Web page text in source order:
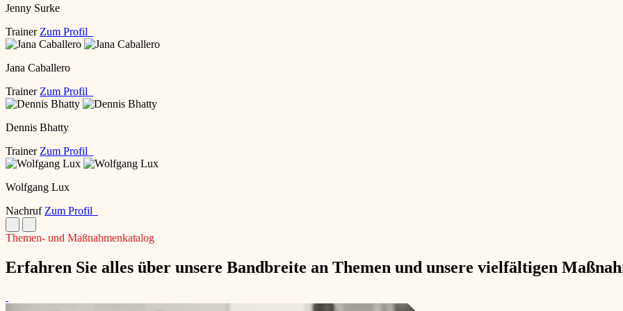
Jenny Surke
Trainer Zum Profil
Jana Caballero
Trainer Zum Profil
Dennis Bhatty
Trainer Zum Profil
Wolfgang Lux
Nachruf Zum Profil
Themen- und Maßnahmenkatalog
Erfahren Sie alles über unsere Bandbreite an Themen und unsere vielfältigen